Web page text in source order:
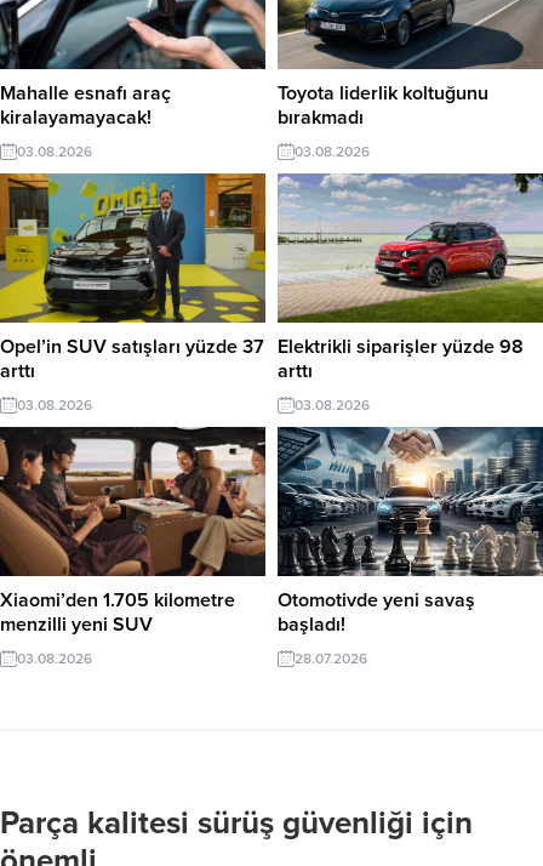
Mahalle esnafı araç
kiralayamayacak!
03.08.2026
Toyota liderlik koltuğunu
bırakmadı
03.08.2026
Opel’in SUV satışları yüzde 37
arttı
03.08.2026
Elektrikli siparişler yüzde 98
arttı
03.08.2026
Xiaomi’den 1.705 kilometre
menzilli yeni SUV
03.08.2026
Otomotivde yeni savaş
başladı!
28.07.2026
Parça kalitesi sürüş güvenliği için